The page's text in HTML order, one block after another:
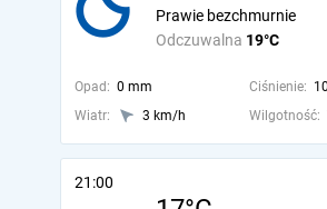
Odczuwalna 19°C
Prawie bezchmurnie
Opad: 0 mm Ciśnienie:
Wiatr:
3 km/h Wilgotność:
21:00